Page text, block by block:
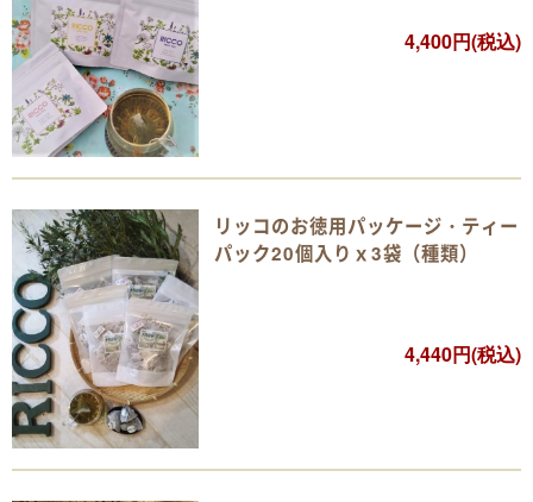
4,400円(税込)
リッコのお徳用パッケージ・ティー
パック20個入りｘ3袋（種類）
4,440円(税込)